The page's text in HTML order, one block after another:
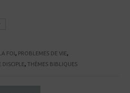
FOI, PROBLEMES DE VIE,
DISCIPLE, THÈMES BIBLIQUES